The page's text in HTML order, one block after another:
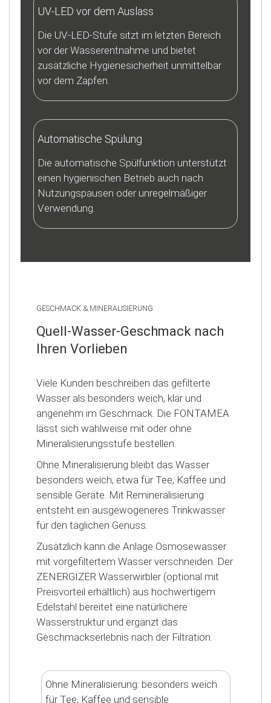
UV-LED vor dem Auslass
Die UV-LED-Stufe sitzt im letzten Bereich
vor der Wasserentnahme und bietet
zusätzliche Hygienesicherheit unmittelbar
vor dem Zapfen.
Automatische Spülung
Die automatische Spülfunktion unterstützt
einen hygienischen Betrieb auch nach
Nutzungspausen oder unregelmäßiger
Verwendung.
GESCHMACK & MINERALISIERUNG
Quell-Wasser-Geschmack nach
Ihren Vorlieben
Viele Kunden beschreiben das gefilterte
Wasser als besonders weich, klar und
angenehm im Geschmack. Die FONTAMEA
lässt sich wahlweise mit oder ohne
Mineralisierungsstufe bestellen.
Ohne Mineralisierung bleibt das Wasser
besonders weich, etwa für Tee, Kaffee und
sensible Geräte. Mit Remineralisierung
entsteht ein ausgewogeneres Trinkwasser
für den täglichen Genuss.
Zusätzlich kann die Anlage Osmosewasser
mit vorgefiltertem Wasser verschneiden. Der
ZENERGIZER Wasserwirbler (optional mit
Preisvorteil erhältlich) aus hochwertigem
Edelstahl bereitet eine natürlichere
Wasserstruktur und ergänzt das
Geschmackserlebnis nach der Filtration.
Ohne Mineralisierung: besonders weich
für Tee, Kaffee und sensible